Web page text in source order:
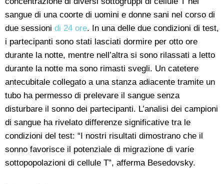
sangue di una coorte di uomini e donne sani nel corso di
due sessioni di 24 ore. In una delle due condizioni di test,
i partecipanti sono stati lasciati dormire per otto ore
durante la notte, mentre nell’altra si sono rilassati a letto
durante la notte ma sono rimasti svegli. Un catetere
antecubitale collegato a una stanza adiacente tramite un
tubo ha permesso di prelevare il sangue senza
disturbare il sonno dei partecipanti. L’analisi dei campioni
di sangue ha rivelato differenze significative tra le
condizioni del test: “I nostri risultati dimostrano che il
sonno favorisce il potenziale di migrazione di varie
sottopopolazioni di cellule T”, afferma Besedovsky.